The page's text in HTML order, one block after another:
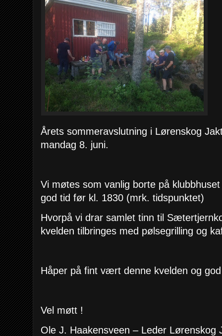
Årets sommeravslutning i Lørenskog
mandag 8. juni.
Vi møtes som vanlig borte på
god tid før kl. 1830 (mrk. tidspunktet)
Hvorpå vi drar samlet tinn til
kvelden tilbringes med pølsegrilling og
Håper på fint vært denne kvelden og
Vel møtt !
Ole J. Haakensveen – Leder Lørenskog